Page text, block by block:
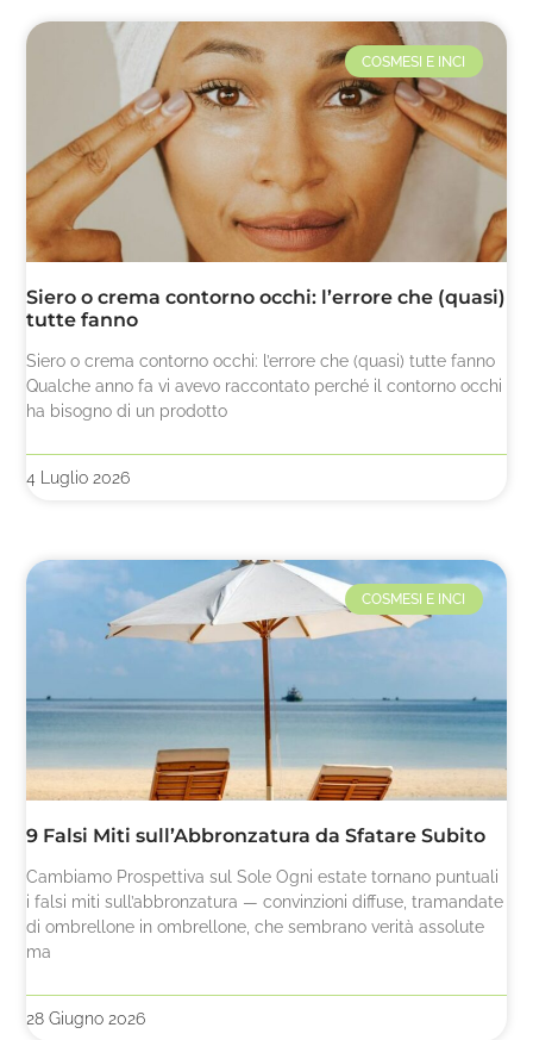
COSMESI E INCI
Siero o crema contorno occhi: l’errore che (quasi)
tutte fanno
Siero o crema contorno occhi: l’errore che (quasi) tutte fanno
Qualche anno fa vi avevo raccontato perché il contorno occhi
ha bisogno di un prodotto
4 Luglio 2026
COSMESI E INCI
9 Falsi Miti sull’Abbronzatura da Sfatare Subito
Cambiamo Prospettiva sul Sole Ogni estate tornano puntuali
i falsi miti sull’abbronzatura — convinzioni diffuse, tramandate
di ombrellone in ombrellone, che sembrano verità assolute
ma
28 Giugno 2026